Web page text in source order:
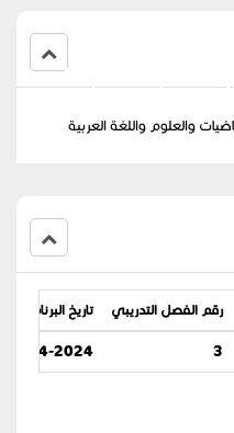
التعلم للمشرفة
والعلوم واللغة العربية
رقم الفصل التدريبي تاريخ البرنامج
3
22-04-2024 / 13-10-1445